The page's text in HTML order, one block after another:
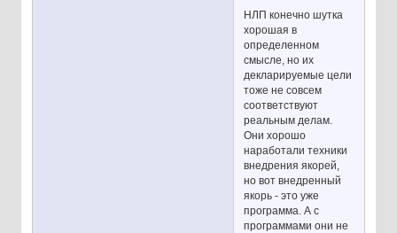
НЛП конечно шутка
хорошая в
определенном
смысле, но их
декларируемые цели
тоже не совсем
соответствуют
реальным делам.
Они хорошо
наработали техники
внедрения якорей,
но вот внедренный
якорь - это уже
программа. А с
программами они не